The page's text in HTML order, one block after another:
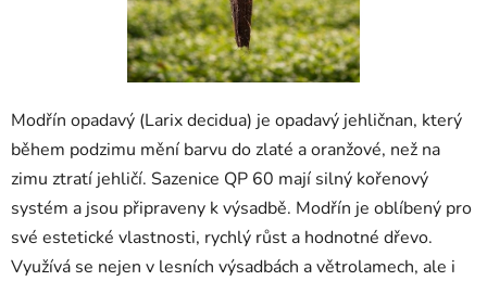
Modřín opadavý (Larix decidua) je opadavý jehličnan, který
během podzimu mění barvu do zlaté a oranžové, než na
zimu ztratí jehličí. Sazenice QP 60 mají silný kořenový
systém a jsou připraveny k výsadbě. Modřín je oblíbený pro
své estetické vlastnosti, rychlý růst a hodnotné dřevo.
Využívá se nejen v lesních výsadbách a větrolamech, ale i